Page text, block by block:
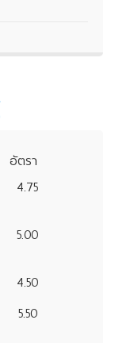
อัตรา
4.75
5.00
4.50
5.50